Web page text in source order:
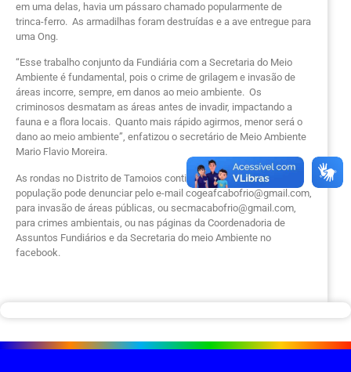
em uma delas, havia um pássaro chamado popularmente de
trinca-ferro. As armadilhas foram destruídas e a ave entregue para
uma Ong.
“Esse trabalho conjunto da Fundiária com a Secretaria do Meio
Ambiente é fundamental, pois o crime de grilagem e invasão de
áreas incorre, sempre, em danos ao meio ambiente. Os
criminosos desmatam as áreas antes de invadir, impactando a
fauna e a flora locais. Quanto mais rápido agirmos, menor será o
dano ao meio ambiente”, enfatizou o secretário de Meio Ambiente
Mario Flavio Moreira.
As rondas no Distrito de Tamoios continuaram sendo diárias e a
população pode denunciar pelo e-mail cogeafcabofrio@gmail.com,
para invasão de áreas públicas, ou secmacabofrio@gmail.com,
para crimes ambientais, ou nas páginas da Coordenadoria de
Assuntos Fundiários e da Secretaria do meio Ambiente no
facebook.